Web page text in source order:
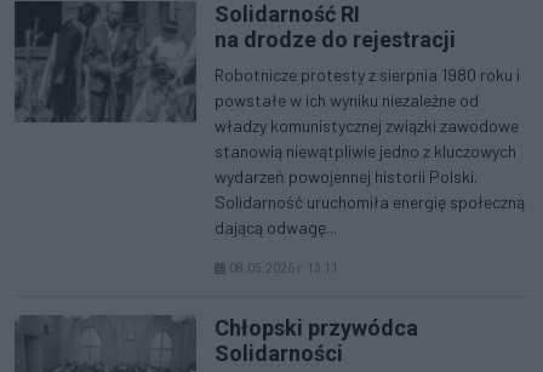
Solidarność RI
na drodze do rejestracji
Robotnicze protesty z sierpnia 1980 roku i
powstałe w ich wyniku niezależne od
władzy komunistycznej związki zawodowe
stanowią niewątpliwie jedno z kluczowych
wydarzeń powojennej historii Polski.
Solidarność uruchomiła energię społeczną
dającą odwagę...
08.05.2026 r. 13:11
Chłopski przywódca
Solidarności